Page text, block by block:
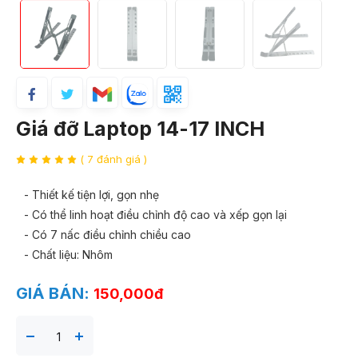
Giá đỡ Laptop 14-17 INCH
( 7 đánh giá )
- Thiết kế tiện lợi, gọn nhẹ
- Có thể linh hoạt điều chỉnh độ cao và xếp gọn lại
- Có 7 nấc điều chỉnh chiều cao
- Chất liệu: Nhôm
GIÁ BÁN: 150,000đ